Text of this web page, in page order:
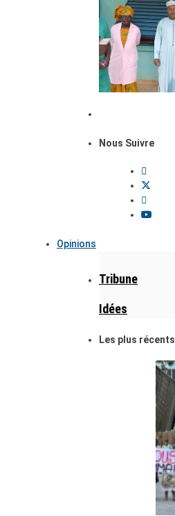
Nous Suivre
Opinions
Tribune
Idées
Les plus récents